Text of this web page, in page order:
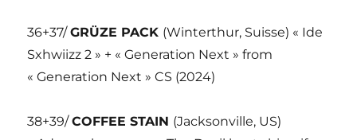
36+37/GRÜZE PACK (Winterthur, Suisse) « Ide
Sxhwiizz 2 » + « Generation Next » from
« Generation Next » CS (2024)
38+39/COFFEE STAIN (Jacksonville, US)